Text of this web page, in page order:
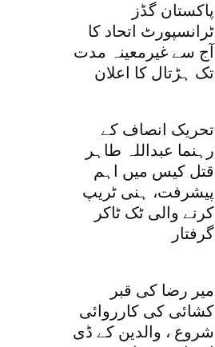
پاکستان گڈز
ٹرانسپورٹ اتحاد کا
آج سے غیرمعینہ مدت
تک ہڑتال کا اعلان
تحریک انصاف کے
رہنما عبداللہ طاہر
قتل کیس میں اہم
پیشرفت، ہنی ٹریپ
کرنے والی ٹک ٹاکر
گرفتار
میر رضا کی قبر
کشائی کی کارروائی
شروع ، والدین کے ڈی